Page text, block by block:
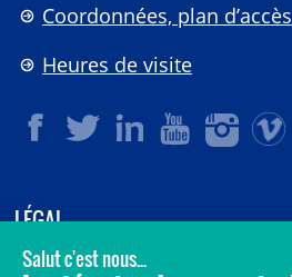
Coordonnées, plan d’accès
Heures de visite
LÉGAL
© 2006-2026CHU Sainte-Justine.